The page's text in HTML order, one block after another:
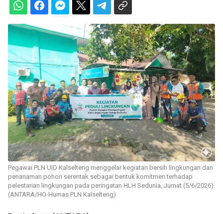
Pegawai PLN UID Kalselteng menggelar kegiatan bersih lingkungan dan
penanaman pohon serentak sebagai bentuk komitmen terhadap
pelestarian lingkungan pada peringatan HLH Sedunia, Jumat (5/6/2026).
(ANTARA/HO-Humas PLN Kalselteng)